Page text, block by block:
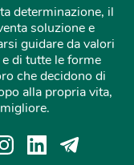
determinazione, il
soluzione e
guidare da valori
di tutte le forme
che decidono di
alla propria vita,